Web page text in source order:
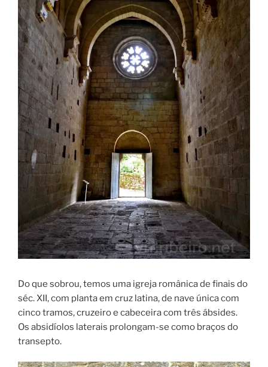
Do que sobrou, temos uma igreja românica de finais do
séc. XII, com planta em cruz latina, de nave única com
cinco tramos, cruzeiro e cabeceira com três ábsides.
Os absidíolos laterais prolongam-se como braços do
transepto.